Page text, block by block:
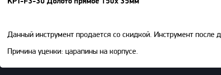
Данный инструмент продается со скидкой. Инструмент после
Причина уценки: царапины на корпусе.